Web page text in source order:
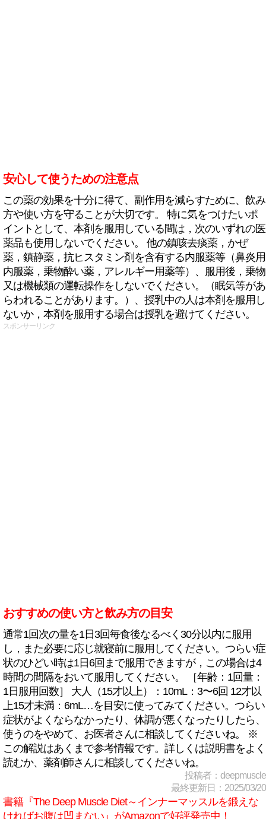
安心して使うための注意点
この薬の効果を十分に得て、副作用を減らすために、飲み
方や使い方を守ることが大切です。 特に気をつけたいポ
イントとして、本剤を服用している間は，次のいずれの医
薬品も使用しないでください。 他の鎮咳去痰薬，かぜ
薬，鎮静薬，抗ヒスタミン剤を含有する内服薬等（鼻炎用
内服薬，乗物酔い薬，アレルギー用薬等）、服用後，乗物
又は機械類の運転操作をしないでください。（眠気等があ
らわれることがあります。）、授乳中の人は本剤を服用し
ないか，本剤を服用する場合は授乳を避けてください。
スポンサーリンク
おすすめの使い方と飲み方の目安
通常1回次の量を1日3回毎食後なるべく30分以内に服用
し，また必要に応じ就寝前に服用してください。つらい症
状のひどい時は1日6回まで服用できますが，この場合は4
時間の間隔をおいて服用してください。 ［年齢：1回量：
1日服用回数］ 大人（15才以上）：10mL：3〜6回 12才以
上15才未満：6mL…を目安に使ってみてください。つらい
症状がよくならなかったり、体調が悪くなったりしたら、
使うのをやめて、お医者さんに相談してくださいね。 ※
この解説はあくまで参考情報です。詳しくは説明書をよく
読むか、薬剤師さんに相談してくださいね。
投稿者：deepmuscle
最終更新日：2025/03/20
書籍『The Deep Muscle Diet～インナーマッスルを鍛えな
ければお腹は凹まない』がAmazonで好評発売中！